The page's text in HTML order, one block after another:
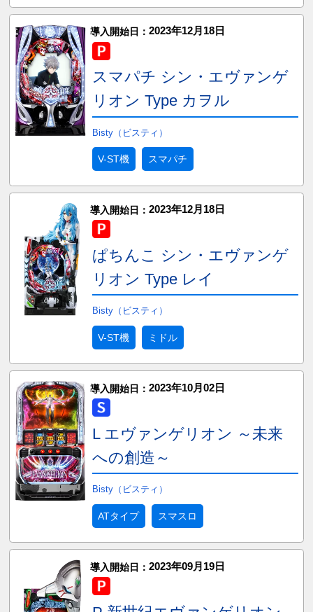
導入開始日： 2023年12月18日
スマパチ シン・エヴァンゲ
リオン Type カヲル
Bisty（ビスティ）
V-ST機 スマパチ
導入開始日： 2023年12月18日
ぱちんこ シン・エヴァンゲ
リオン Type レイ
Bisty（ビスティ）
V-ST機 ミドル
導入開始日： 2023年10月02日
L エヴァンゲリオン ～未来
への創造～
Bisty（ビスティ）
ATタイプ スマスロ
導入開始日： 2023年09月19日